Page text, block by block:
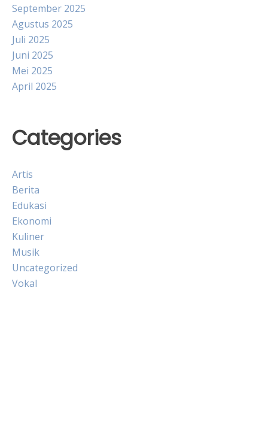
September 2025
Agustus 2025
Juli 2025
Juni 2025
Mei 2025
April 2025
Categories
Artis
Berita
Edukasi
Ekonomi
Kuliner
Musik
Uncategorized
Vokal